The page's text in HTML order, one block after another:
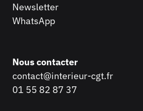
Newsletter
WhatsApp
Nous contacter
contact@interieur-cgt.fr
01 55 82 87 37